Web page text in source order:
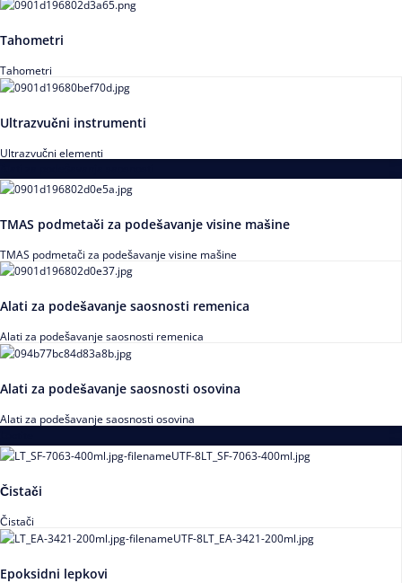
Tahometri
Tahometri
Ultrazvučni instrumenti
Ultrazvučni elementi
TMAS podmetači za podešavanje visine mašine
TMAS podmetači za podešavanje visine mašine
Alati za podešavanje saosnosti remenica
Alati za podešavanje saosnosti remenica
Alati za podešavanje saosnosti osovina
Alati za podešavanje saosnosti osovina
Čistači
Čistači
Epoksidni lepkovi